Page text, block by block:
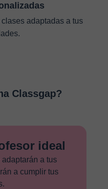
adaptadas a tus
Classgap?
ideal
a tus
a cumplir tus